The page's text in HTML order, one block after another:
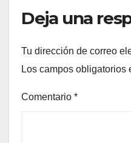
Deja una
Tu dirección de correo
Los campos obligatorios
Comentario *